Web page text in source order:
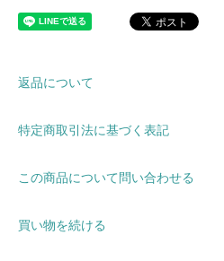
返品について
特定商取引法に基づく表記
この商品について問い合わせる
買い物を続ける